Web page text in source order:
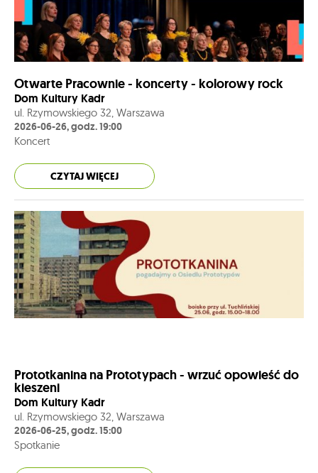
Otwarte Pracownie - koncerty - kolorowy rock
Dom Kultury Kadr
ul. Rzymowskiego 32, Warszawa
2026-06-26, godz. 19:00
Koncert
CZYTAJ WIĘCEJ
Prototkanina na Prototypach - wrzuć opowieść do
kieszeni
Dom Kultury Kadr
ul. Rzymowskiego 32, Warszawa
2026-06-25, godz. 15:00
Spotkanie